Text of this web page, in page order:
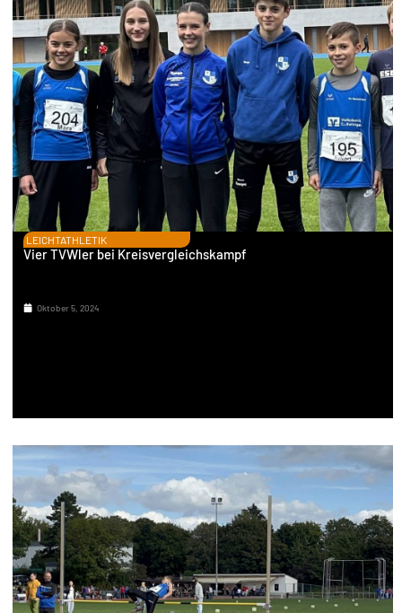
LEICHTATHLETIK
Vier TVWler bei Kreisvergleichskampf
Oktober 5, 2024